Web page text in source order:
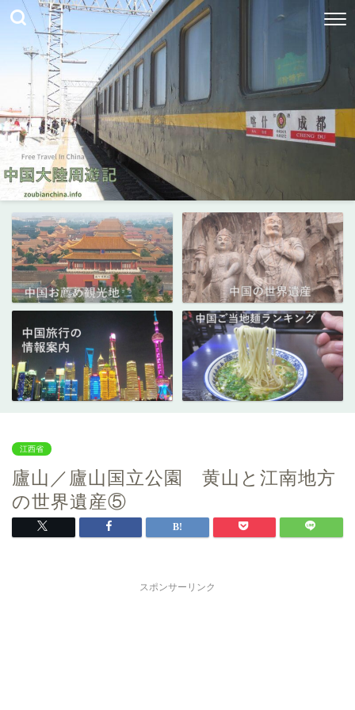
江西省
廬山／廬山国立公園 黄山と江南地方
の世界遺産⑤
スポンサーリンク